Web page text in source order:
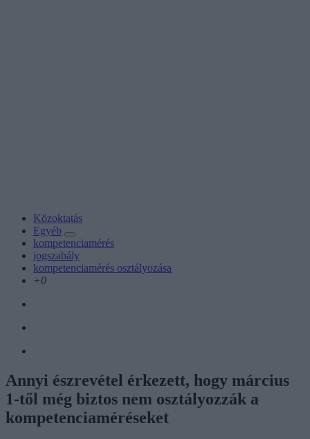
Közoktatás
Egyéb
kompetenciamérés
jogszabály
kompetenciamérés osztályozása
+0
Annyi észrevétel érkezett, hogy március
1-től még biztos nem osztályozzák a
kompetenciaméréseket